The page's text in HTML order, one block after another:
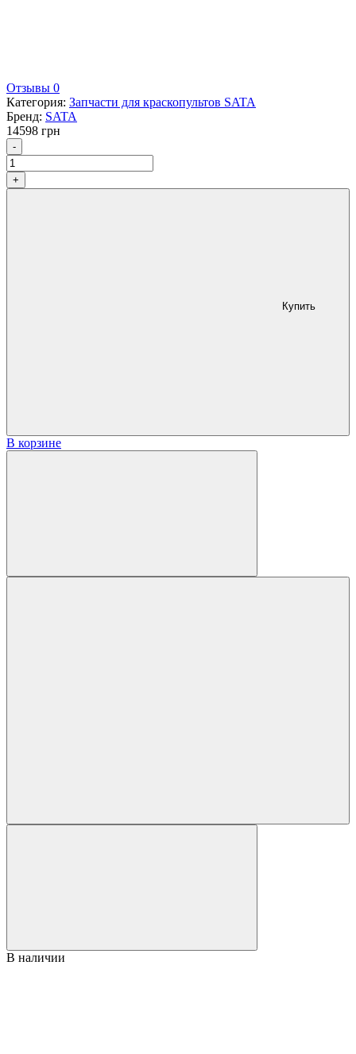
Отзывы 0
Категория: Запчасти для краскопультов SATA
Бренд: SATA
14598 грн
- Количество
+
Купить
В корзине
В наличии